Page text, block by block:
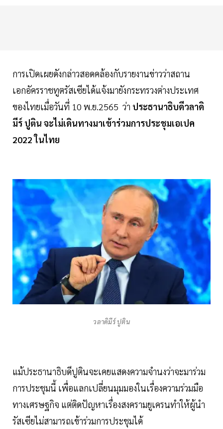
การเปิดเผยดังกล่าวสอดคล้องกับรายงานข่าวว่าสถาน
เอกอัครราชทูตรัสเซียได้แจ้งมายังกระทรวงต่างประเทศ
ของไทยเมื่อวันที่ 10 พ.ย.2565 ว่า ประธานาธิบดีวลาดิ
มีร์ ปูติน จะไม่เดินทางมาเข้าร่วมการประชุมเอเปค
2022 ในไทย
วลาดิมีร์ ปูติน
แม้ประธานาธิบดีปูตินจะเคยแสดงความจำนงว่าจะมาร่วม
การประชุมนี้ เพื่อแลกเปลี่ยนมุมมองในเรื่องความร่วมมือ
ทางเศรษฐกิจ แต่ติดปัญหาเรื่องสงครามยูเครนทำให้ผู้นำ
รัสเซียไม่สามารถเข้าร่วมการประชุมได้